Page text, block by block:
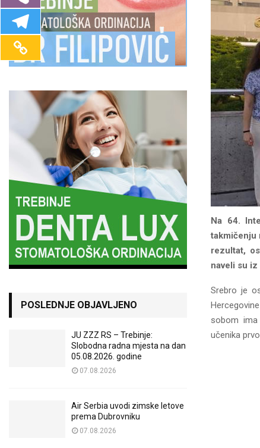
Na 64.
takmičenju
rezultat,
naveli su iz
Srebro je
sobom
učenika
POSLEDNJE OBJAVLJENO
JU ZZZ RS – Trebinje:
Slobodna radna mjesta na dan
05.08.2026. godine
07.08.2026
Air Serbia uvodi zimske letove
prema Dubrovniku
07.08.2026